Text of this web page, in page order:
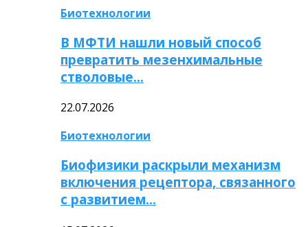
Биотехнологии
В МФТИ нашли новый способ
превратить мезенхимальные
стволовые…
22.07.2026
Биотехнологии
Биофизики раскрыли механизм
включения рецептора, связанного
с развитием…